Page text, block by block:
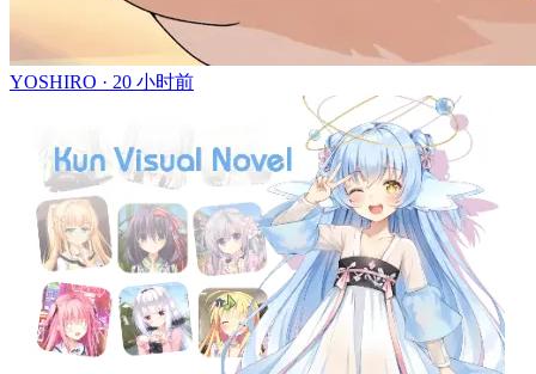
YOSHIRO · 20 小时前